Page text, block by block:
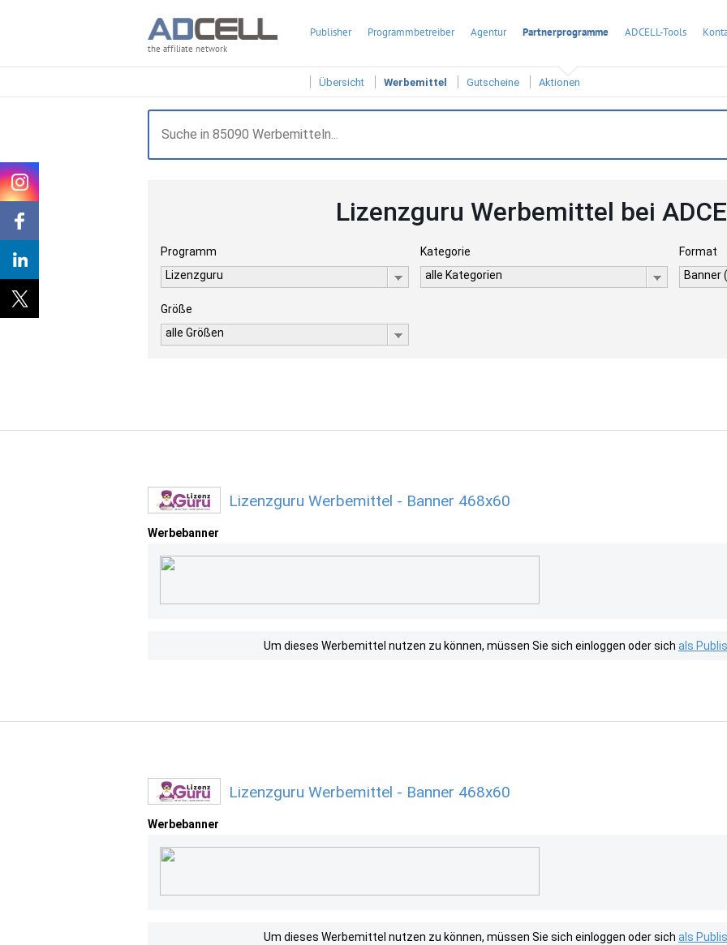
the affiliate network
Publisher Programmbetreiber Agentur Partnerprogramme ADCELL-Tools
Übersicht Werbemittel Gutscheine Aktionen
Lizenzguru Werbemittel bei
Programm
Lizenzguru
Kategorie
alle Kategorien
Format
Banner
Größe
alle Größen
Lizenzguru Werbemittel - Banner 468x60
Werbebanner
Um dieses Werbemittel nutzen zu können, müssen Sie sich einloggen oder sich als
Lizenzguru Werbemittel - Banner 468x60
Werbebanner
Um dieses Werbemittel nutzen zu können, müssen Sie sich einloggen oder sich als